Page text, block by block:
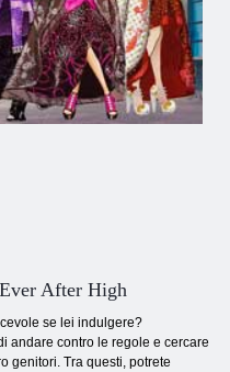
After High
se lei indulgere?
andare contro le regole e cercare
genitori. Tra questi, potrete